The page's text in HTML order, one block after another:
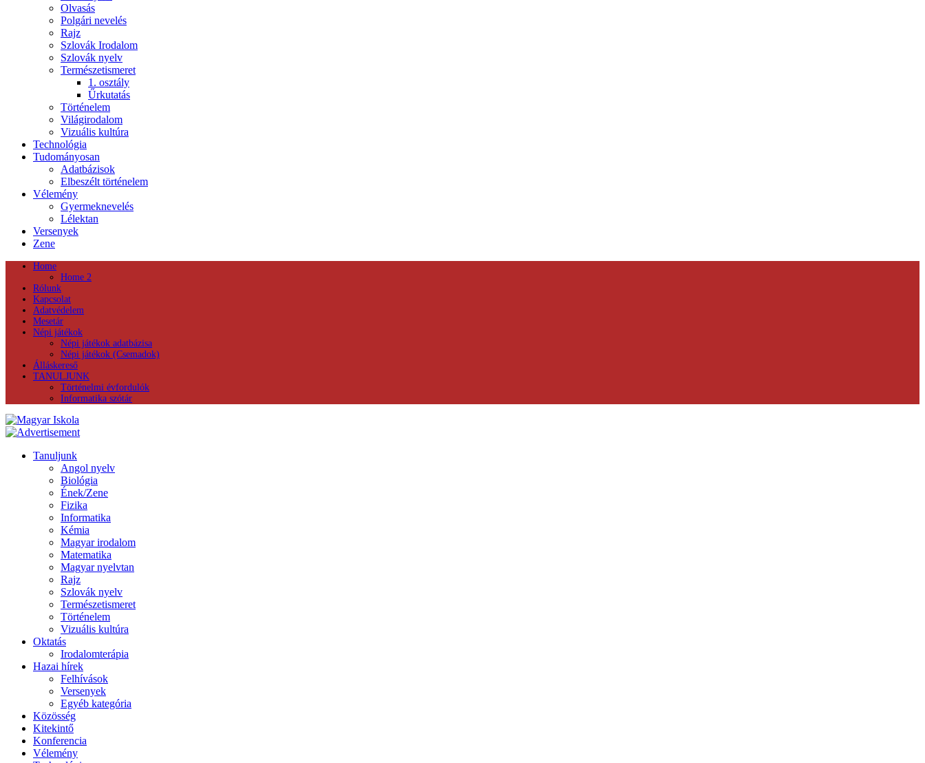
Olvasás
Polgári nevelés
Rajz
Szlovák Irodalom
Szlovák nyelv
Természetismeret
1. osztály
Űrkutatás
Történelem
Világirodalom
Vizuális kultúra
Technológia
Tudományosan
Adatbázisok
Elbeszélt történelem
Vélemény
Gyermeknevelés
Lélektan
Versenyek
Zene
Home
Home 2
Rólunk
Kapcsolat
Adatvédelem
Mesetár
Népi játékok
Népi játékok adatbázisa
Népi játékok (Csemadok)
Álláskereső
TANULJUNK
Történelmi évfordulók
Informatika szótár
Tanuljunk
Angol nyelv
Biológia
Ének/Zene
Fizika
Informatika
Kémia
Magyar irodalom
Matematika
Magyar nyelvtan
Rajz
Szlovák nyelv
Természetismeret
Történelem
Vizuális kultúra
Oktatás
Irodalomterápia
Hazai hírek
Felhívások
Versenyek
Egyéb kategória
Közösség
Kitekintő
Konferencia
Vélemény